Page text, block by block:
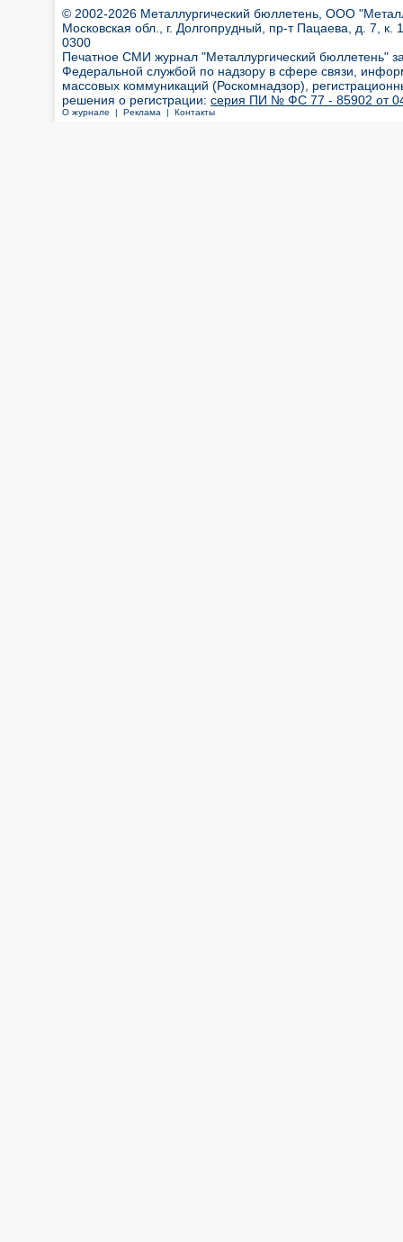
© 2002-2026 Металлургический бюллетень, ООО
Московская обл., г. Долгопрудный, пр-т Пацаева, д. 7,
0300
Печатное СМИ журнал "Металлургический бюллетень"
Федеральной службой по надзору в сфере связи,
массовых коммуникаций (Роскомнадзор),
решения о регистрации: серия ПИ № ФС 77 - 85902 от 04
О журнале | Реклама | Контакты